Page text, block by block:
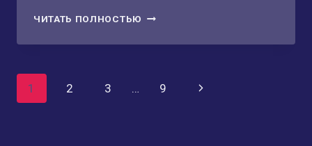
ЧИТАТЬ ПОЛНОСТЬЮ ПОПАДАНКА
ВАМПИРОВ.
Навигация
1 2 3 … 9
Следующая